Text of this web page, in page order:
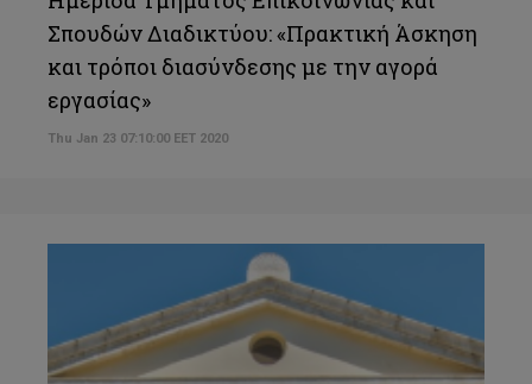
Σπουδών Διαδικτύου: «Πρακτική Άσκηση
και τρόποι διασύνδεσης με την αγορά
εργασίας»
Thu Jan 23 07:10:00 EET 2020